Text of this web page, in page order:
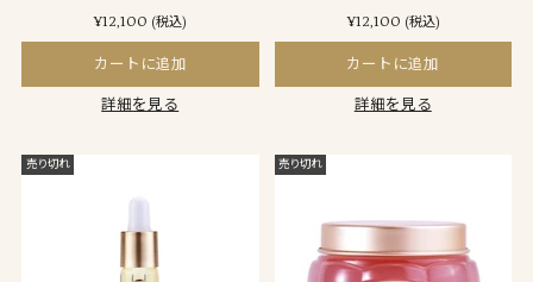
¥12,100 (税込)
カートに追加
詳細を見る
¥12,100 (税込)
カートに追加
詳細を見る
売り切れ 売り切れ